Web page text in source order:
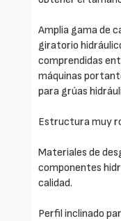
Amplia gama de
giratorio
comprendidas
máquinas
para grúas
Estructura muy
Materiales de
componentes
calidad.
Perfil inclinado